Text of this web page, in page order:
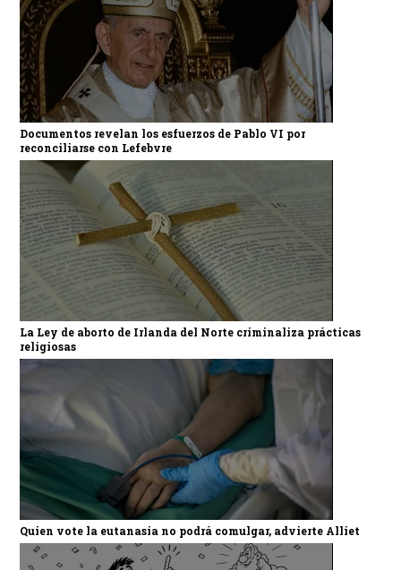
Documentos revelan los esfuerzos de Pablo VI por
reconciliarse con Lefebvre
La Ley de aborto de Irlanda del Norte criminaliza prácticas
religiosas
Quien vote la eutanasia no podrá comulgar, advierte Alliet